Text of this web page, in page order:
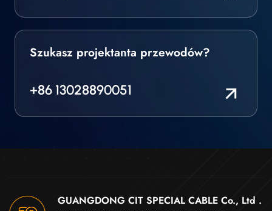
Szukasz projektanta przewodów?
+86 13028890051
GUANGDONG CIT SPECIAL CABLE Co., Ltd .